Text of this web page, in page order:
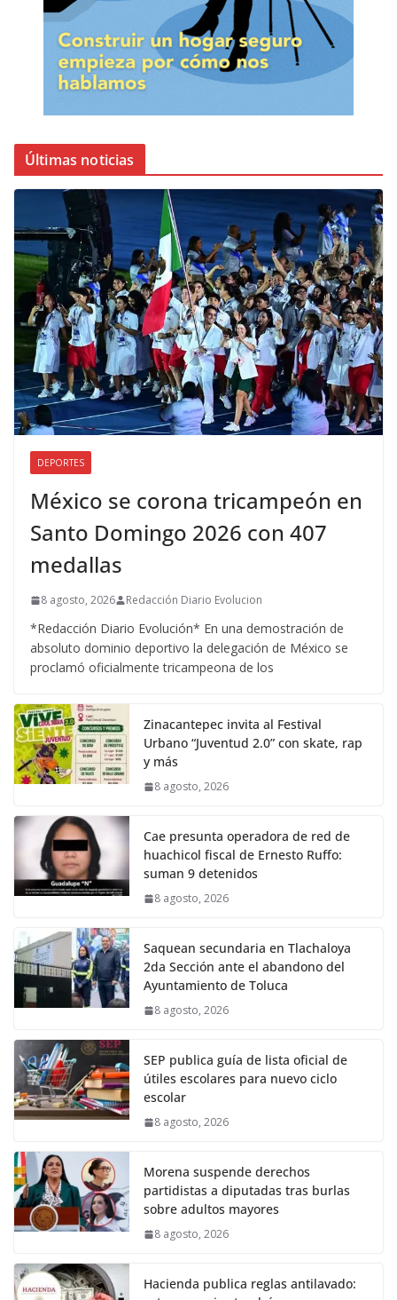
Últimas noticias
DEPORTES
México se corona tricampeón en
Santo Domingo 2026 con 407
medallas
8 agosto, 2026 Redacción Diario Evolucion
*Redacción Diario Evolución* En una demostración de
absoluto dominio deportivo la delegación de México se
proclamó oficialmente tricampeona de los
Zinacantepec invita al Festival
Urbano “Juventud 2.0” con skate, rap
y más
8 agosto, 2026
Cae presunta operadora de red de
huachicol fiscal de Ernesto Ruffo:
suman 9 detenidos
8 agosto, 2026
Saquean secundaria en Tlachaloya
2da Sección ante el abandono del
Ayuntamiento de Toluca
8 agosto, 2026
SEP publica guía de lista oficial de
útiles escolares para nuevo ciclo
escolar
8 agosto, 2026
Morena suspende derechos
partidistas a diputadas tras burlas
sobre adultos mayores
8 agosto, 2026
Hacienda publica reglas antilavado: